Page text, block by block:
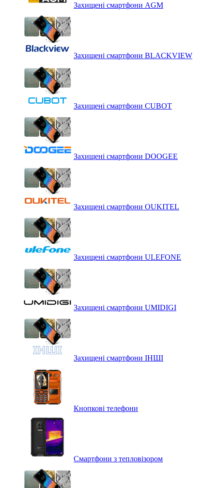
Захищені смартфони AGM
Захищені смартфони BLACKVIEW
Захищені смартфони CUBOT
Захищені смартфони DOOGEE
Захищені смартфони OUKITEL
Захищені смартфони ULEFONE
Захищені смартфони UMIDIGI
Захищені смартфони ІНШІ
Кнопкові телефони
Смартфони з тепловізором